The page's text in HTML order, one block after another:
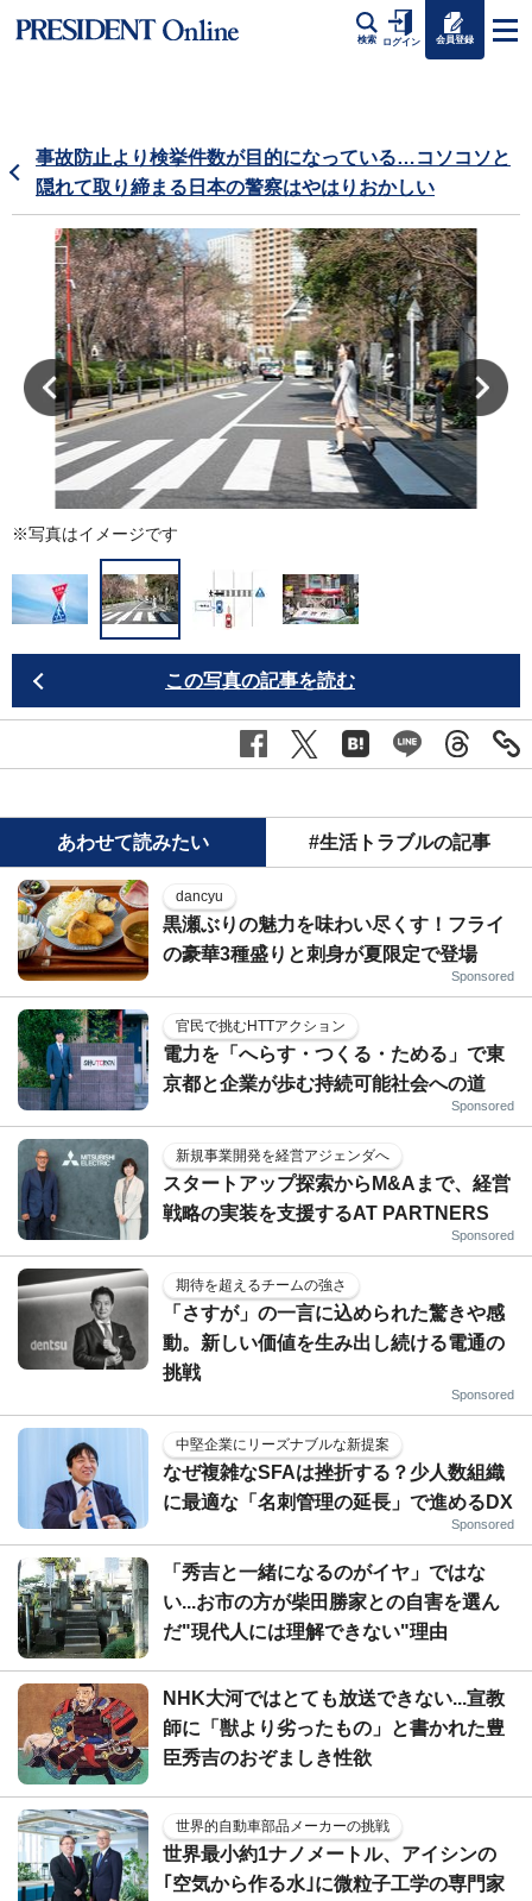
検索 ログイン 会員登録
事故防止より検挙件数が目的になっている…コソコソと
隠れて取り締まる日本の警察はやはりおかしい
※写真はイメージです
この写真の記事を読む
あわせて読みたい #生活トラブルの記事
dancyu
黒瀬ぶりの魅力を味わい尽くす！フライ
の豪華3種盛りと刺身が夏限定で登場
Sponsored
官民で挑むHTTアクション
電力を「へらす・つくる・ためる」で東
京都と企業が歩む持続可能社会への道
Sponsored
新規事業開発を経営アジェンダへ
スタートアップ探索からM&Aまで、経営
戦略の実装を支援するAT PARTNERS
Sponsored
期待を超えるチームの強さ
「さすが」の一言に込められた驚きや感
動。新しい価値を生み出し続ける電通の
挑戦
Sponsored
中堅企業にリーズナブルな新提案
なぜ複雑なSFAは挫折する？少人数組織
に最適な「名刺管理の延長」で進めるDX
Sponsored
「秀吉と一緒になるのがイヤ」ではな
い...お市の方が柴田勝家との自害を選ん
だ"現代人には理解できない"理由
NHK大河ではとても放送できない...宣教
師に「獣より劣ったもの」と書かれた豊
臣秀吉のおぞましき性欲
世界的自動車部品メーカーの挑戦
世界最小約1ナノメートル、アイシンの
｢空気から作る水｣に微粒子工学の専門家